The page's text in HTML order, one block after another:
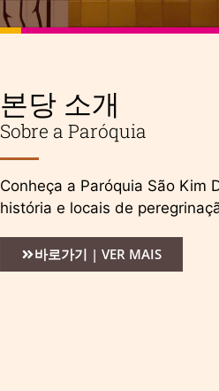
본당 소개
Sobre a Paróquia
Conheça a Paróquia São Kim
história e locais de
바로가기 | VER MAIS